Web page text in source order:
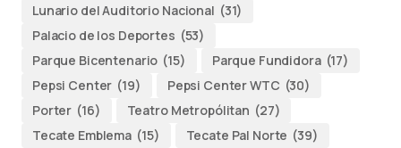
Lunario del Auditorio Nacional (31)
Palacio de los Deportes (53)
Parque Bicentenario (15) Parque Fundidora (17)
Pepsi Center (19) Pepsi Center WTC (30)
Porter (16) Teatro Metropólitan (27)
Tecate Emblema (15) Tecate Pal Norte (39)